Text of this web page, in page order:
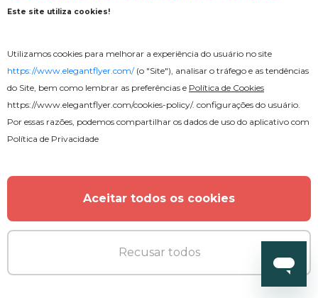
Dobrável
Este site utiliza cookies!
Utilizamos cookies para melhorar a experiência do usuário no site
https://www.elegantflyer.com/(o "Site"), analisar o tráfego e as tendências
do Site, bem como lembrar as preferências e Política de Cookies
https://www.elegantflyer.com/cookies-policy/. configurações do usuário.
Por essas razões, podemos compartilhar os dados de uso do aplicativo com
Política de Privacidade
Aceitar todos os cookies
Recusar todos